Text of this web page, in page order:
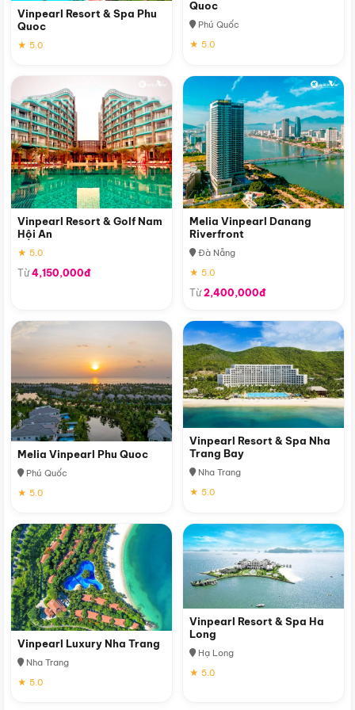
Vinpearl Resort & Spa Phu
Quoc
★ 5.0
Quoc
Phú Quốc
★ 5.0
Vinpearl Resort & Golf Nam
Hội An
★ 5.0
Từ4,150,000đ
Melia Vinpearl Danang
Riverfront
Đà Nẵng
★ 5.0
Từ2,400,000đ
Melia Vinpearl Phu Quoc
Phú Quốc
★ 5.0
Vinpearl Resort & Spa Nha
Trang Bay
Nha Trang
★ 5.0
Vinpearl Luxury Nha Trang
Nha Trang
★ 5.0
Vinpearl Resort & Spa Ha
Long
Hạ Long
★ 5.0